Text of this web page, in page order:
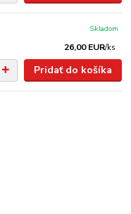
26,00 EUR/ks
Skladom
Pridať do košíka